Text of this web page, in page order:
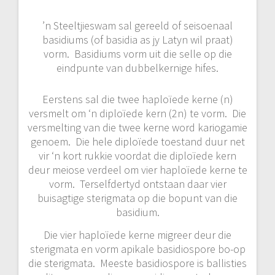
’n Steeltjieswam sal gereeld of seisoenaal
basidiums (of basidia as jy Latyn wil praat)
vorm. Basidiums vorm uit die selle op die
eindpunte van dubbelkernige hifes.
Eerstens sal die twee haploïede kerne (n)
versmelt om ‘n diploïede kern (2n) te vorm. Die
versmelting van die twee kerne word kariogamie
genoem. Die hele diploïede toestand duur net
vir ‘n kort rukkie voordat die diploïede kern
deur meiose verdeel om vier haploïede kerne te
vorm. Terselfdertyd ontstaan daar vier
buisagtige sterigmata op die bopunt van die
basidium.
Die vier haploïede kerne migreer deur die
sterigmata en vorm apikale basidiospore bo-op
die sterigmata. Meeste basidiospore is ballisties